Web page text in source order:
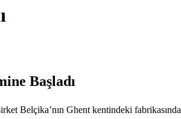
Başladı
Belçika’nın Ghent kentindeki